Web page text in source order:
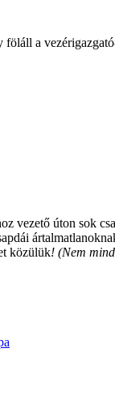
a
vezető úton sok
közülük! (Nem